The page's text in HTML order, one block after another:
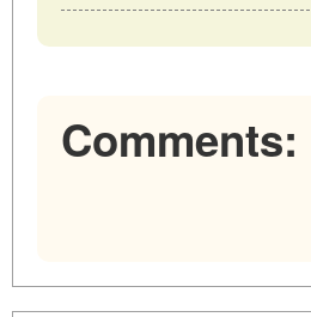
Comments: